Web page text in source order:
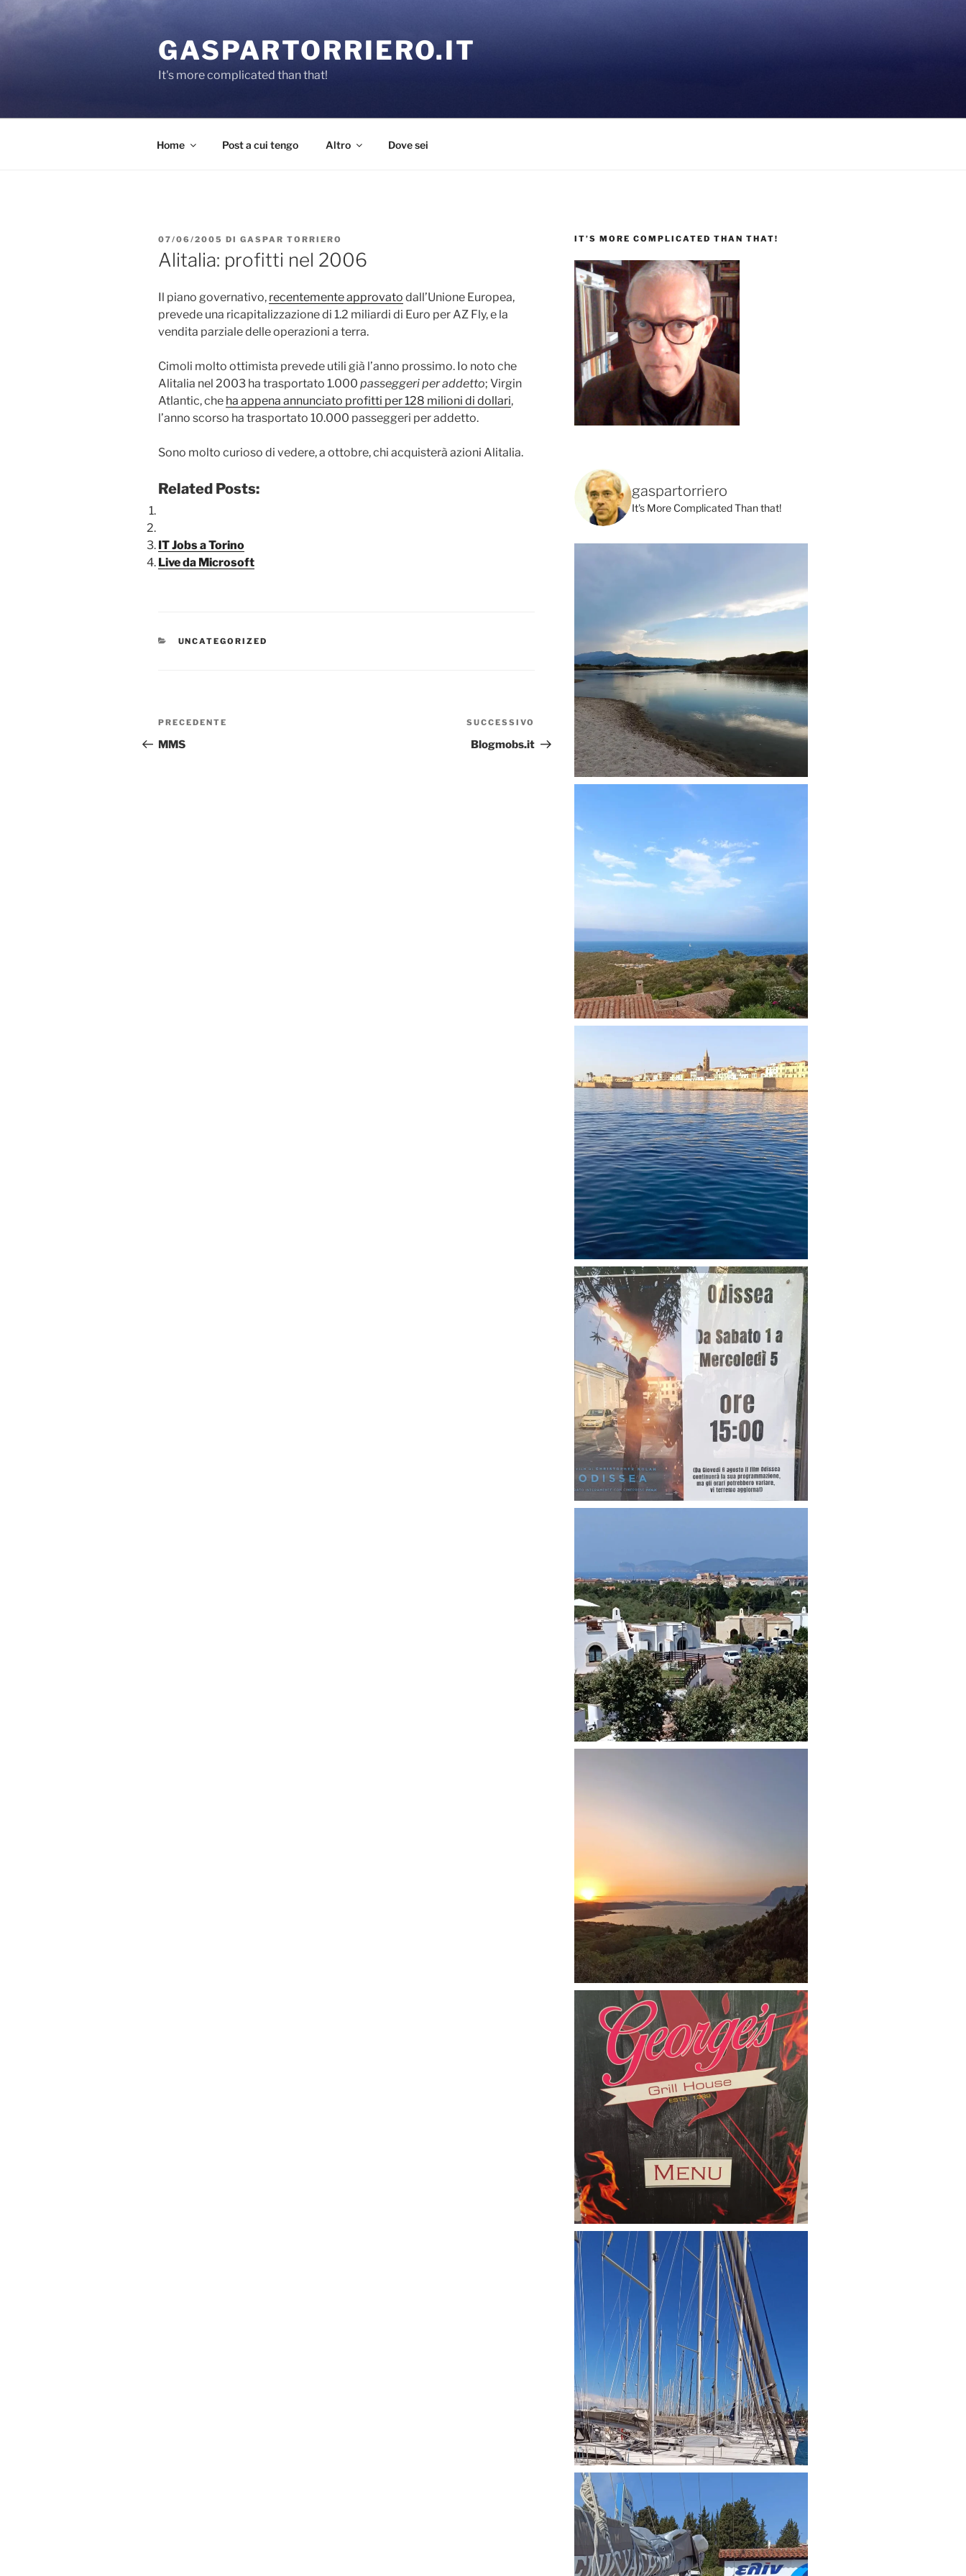
GASPARTORRIERO.IT
It's more complicated than that!
Home Post a cui tengo Altro Dove sei
PUBBLICATO
IL
07/06/2005 DI GASPAR TORRIERO
Alitalia: profitti nel 2006
Il piano governativo, recentemente approvato dall’Unione Europea,
prevede una ricapitalizzazione di 1.2 miliardi di Euro per AZ Fly, e la
vendita parziale delle operazioni a terra.
Cimoli molto ottimista prevede utili già l’anno prossimo. Io noto che
Alitalia nel 2003 ha trasportato 1.000 passeggeri per addetto; Virgin
Atlantic, che ha appena annunciato profitti per 128 milioni di dollari,
l’anno scorso ha trasportato 10.000 passeggeri per addetto.
Sono molto curioso di vedere, a ottobre, chi acquisterà azioni Alitalia.
Related Posts:
IT Jobs a Torino
Live da Microsoft
CATEGORIE
UNCATEGORIZED
Navigazione
articoli
Articolo
precedente:
PRECEDENTE
MMS
Articolo
successivo
SUCCESSIVO
Blogmobs.it
IT’S MORE COMPLICATED THAN THAT!
gaspartorriero
It's More Complicated Than that!